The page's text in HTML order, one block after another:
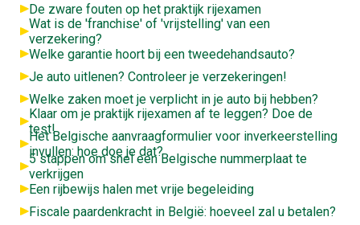
De zware fouten op het praktijk rijexamen
Wat is de 'franchise' of 'vrijstelling' van een
verzekering?
Welke garantie hoort bij een tweedehandsauto?
Je auto uitlenen? Controleer je verzekeringen!
Welke zaken moet je verplicht in je auto bij hebben?
Klaar om je praktijk rijexamen af te leggen? Doe de
test!
Het Belgische aanvraagformulier voor inverkeerstelling
invullen: hoe doe je dat?
5 stappen om snel een Belgische nummerplaat te
verkrijgen
Een rijbewijs halen met vrije begeleiding
Fiscale paardenkracht in België: hoeveel zal u betalen?